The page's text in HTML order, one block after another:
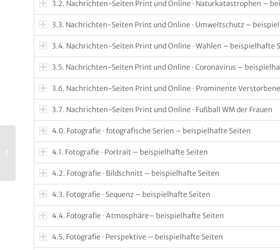
3.2. Nachrichten-Seiten Print und Online · Naturkatastrophen –
3.3. Nachrichten-Seiten Print und Online · Umweltschutz –
3.4. Nachrichten-Seiten Print und Online · Wahlen – beispielhafte
3.5. Nachrichten-Seiten Print und Online · Coronavirus –
3.6. Nachrichten-Seiten Print und Online · Prominente
3.7. Nachrichten-Seiten Print und Online · Fußball WM der Frauen
4.0. Fotografie · fotografische Serien – beispielhafte Seiten
4.1. Fotografie · Portrait – beispielhafte Seiten
4.2. Fotografie · Bildschnitt – beispielhafte Seiten
4.3. Fotografie · Sequenz – beispielhafte Seiten
4.4. Fotografie · Atmosphäre– beispielhafte Seiten
4.5. Fotografie · Perspektive – beispielhafte Seiten
25. European Newspaper Award –
Call for Entries E